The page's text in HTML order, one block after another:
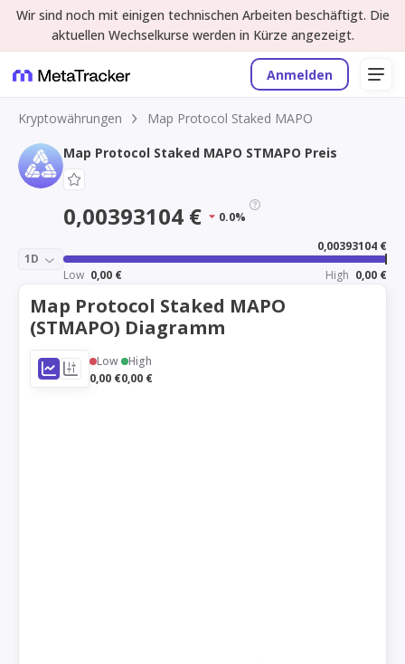
Wir sind noch mit einigen technischen Arbeiten beschäftigt. Die
aktuellen Wechselkurse werden in Kürze angezeigt.
Anmelden
Kryptowährungen
Map Protocol Staked MAPO
Map Protocol Staked MAPO STMAPO Preis
0,00393104 € 0.0%
1D
0,00393104 €
Low 0,00 € High 0,00 €
Map Protocol Staked MAPO
(STMAPO) Diagramm
Low
0,00 €
High
0,00 €